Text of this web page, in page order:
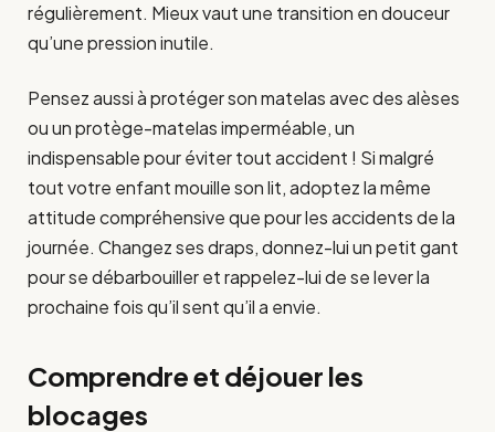
régulièrement. Mieux vaut une transition en douceur
qu’une pression inutile.
Pensez aussi à protéger son matelas avec des alèses
ou un protège-matelas imperméable, un
indispensable pour éviter tout accident ! Si malgré
tout votre enfant mouille son lit, adoptez la même
attitude compréhensive que pour les accidents de la
journée. Changez ses draps, donnez-lui un petit gant
pour se débarbouiller et rappelez-lui de se lever la
prochaine fois qu’il sent qu’il a envie.
Comprendre et déjouer les
blocages